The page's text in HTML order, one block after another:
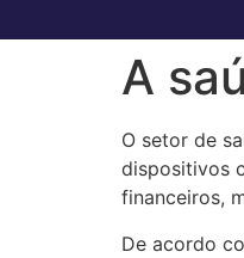
A
O setor de
dispositivos
financeiros,
De acordo